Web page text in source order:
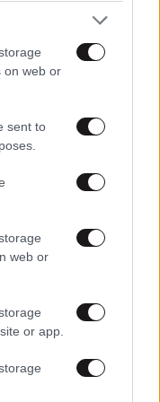
on web or
sent to
web or
or app.
ανέφερε.
εκπρόσωπος
επέμεινε ότι
απαντήσεις
αφορά το ζήτημα
συντονιστικό
τις
αλλά δεν το
όπως οι ίδιοι
σε ενέργειες, για
Εσείς δεν το
επιχειρησιακοί